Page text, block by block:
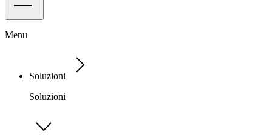
Menu
Soluzioni
Soluzioni